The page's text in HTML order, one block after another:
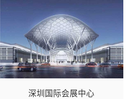
深圳国际会展中心